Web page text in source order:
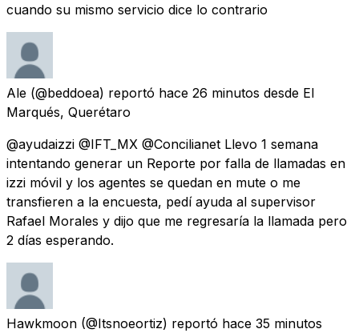
cuando su mismo servicio dice lo contrario
Ale (@beddoea) reportó hace 26 minutos desde El
Marqués, Querétaro
@ayudaizzi @IFT_MX @Concilianet Llevo 1 semana
intentando generar un Reporte por falla de llamadas en
izzi móvil y los agentes se quedan en mute o me
transfieren a la encuesta, pedí ayuda al supervisor
Rafael Morales y dijo que me regresaría la llamada pero
2 días esperando.
Hawkmoon (@Itsnoeortiz) reportó hace 35 minutos